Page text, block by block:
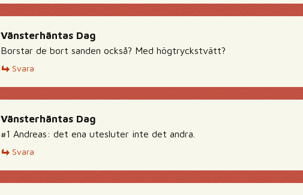
Vänsterhäntas Dag
Borstar de bort sanden också? Med högtryckstvätt?
Svara
Vänsterhäntas Dag
#1 Andreas: det ena utesluter inte det andra.
Svara